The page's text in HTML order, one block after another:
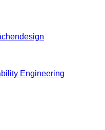
Engineering